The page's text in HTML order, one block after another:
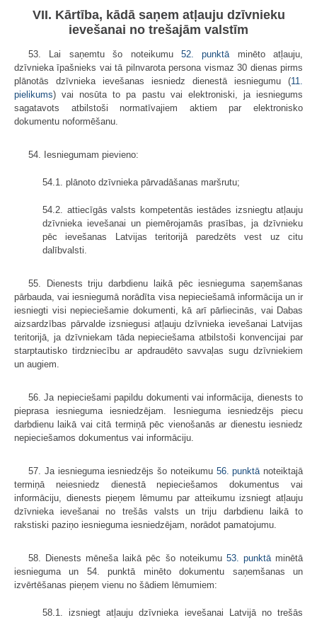
VII. Kārtība, kādā saņem atļauju dzīvnieku
ievešanai no trešajām valstīm
53. Lai saņemtu šo noteikumu 52. punktāminēto atļauju,
dzīvnieka īpašnieks vai tā pilnvarota persona vismaz 30 dienas pirms
plānotās dzīvnieka ievešanas iesniedz dienestā iesniegumu (11.
pielikums) vai nosūta to pa pastu vai elektroniski, ja iesniegums
sagatavots atbilstoši normatīvajiem aktiem par elektronisko
dokumentu noformēšanu.
54. Iesniegumam pievieno:
54.1. plānoto dzīvnieka pārvadāšanas maršrutu;
54.2. attiecīgās valsts kompetentās iestādes izsniegtu atļauju
dzīvnieka ievešanai un piemērojamās prasības, ja dzīvnieku
pēc ievešanas Latvijas teritorijā paredzēts vest uz citu
dalībvalsti.
55. Dienests triju darbdienu laikā pēc iesnieguma saņemšanas
pārbauda, vai iesniegumā norādīta visa nepieciešamā informācija un ir
iesniegti visi nepieciešamie dokumenti, kā arī pārliecinās, vai Dabas
aizsardzības pārvalde izsniegusi atļauju dzīvnieka ievešanai Latvijas
teritorijā, ja dzīvniekam tāda nepieciešama atbilstoši konvencijai par
starptautisko tirdzniecību ar apdraudēto savvaļas sugu dzīvniekiem
un augiem.
56. Ja nepieciešami papildu dokumenti vai informācija, dienests to
pieprasa iesnieguma iesniedzējam. Iesnieguma iesniedzējs piecu
darbdienu laikā vai citā termiņā pēc vienošanās ar dienestu iesniedz
nepieciešamos dokumentus vai informāciju.
57. Ja iesnieguma iesniedzējs šo noteikumu 56. punktānoteiktajā
termiņā neiesniedz dienestā nepieciešamos dokumentus vai
informāciju, dienests pieņem lēmumu par atteikumu izsniegt atļauju
dzīvnieka ievešanai no trešās valsts un triju darbdienu laikā to
rakstiski paziņo iesnieguma iesniedzējam, norādot pamatojumu.
58. Dienests mēneša laikā pēc šo noteikumu 53. punktāminētā
iesnieguma un 54. punktā minēto dokumentu saņemšanas un
izvērtēšanas pieņem vienu no šādiem lēmumiem:
58.1. izsniegt atļauju dzīvnieka ievešanai Latvijā no trešās